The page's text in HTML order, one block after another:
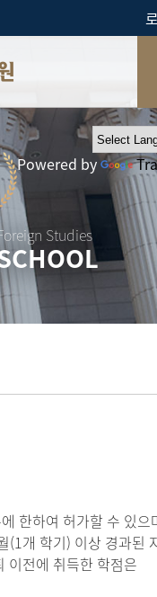
Studies
Powered by
한하여 허가할 수 있으
(1개 학기) 이상 경과된
이전에 취득한 학점은